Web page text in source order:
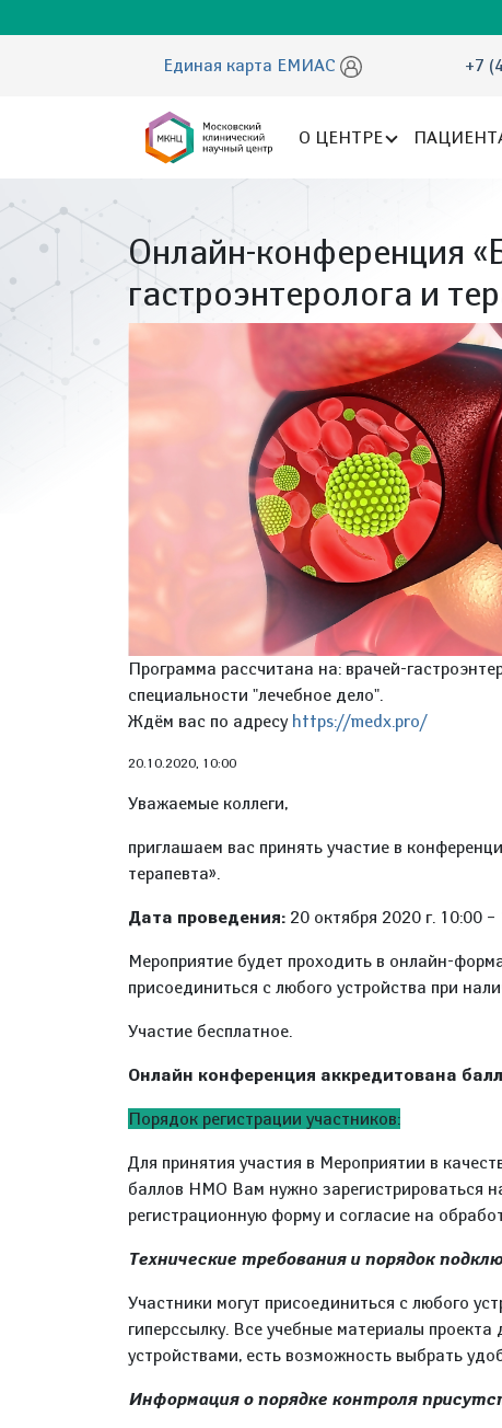
Единая карта ЕМИАС +7
О ЦЕНТРЕ
Онлайн-конференция
гастроэнтеролога и
Программа рассчитана на: врачей-
специальности "лечебное дело".
Ждём вас по адресу https://medx.pro/
20.10.2020, 10:00
Уважаемые коллеги,
приглашаем вас принять участие в к
терапевта».
Дата проведения: 20 октября 2020 г. 10:00 –
Мероприятие будет проходить в онлайн-
присоединиться с любого устройства при
Участие бесплатное.
Онлайн конференция аккредитована
Порядок регистрации участников:
Для принятия участия в Мероприятии в
баллов НМО Вам нужно зарегистрироваться
регистрационную форму и согласие на
Технические требования и порядок
Участники могут присоединиться с любого
гиперссылку. Все учебные материалы
устройствами, есть возможность выбрать
Информация о порядке контроля